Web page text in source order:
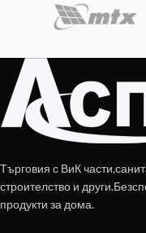
Търговия с ВиК
строителство и
продукти за дома.